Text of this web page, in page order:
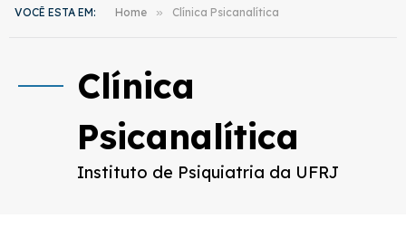
VOCÊ ESTA EM: Home » Clínica Psicanalítica
Clínica
Psicanalítica
Instituto de Psiquiatria da UFRJ